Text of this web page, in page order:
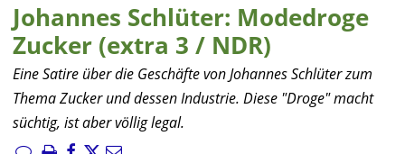
Johannes Schlüter: Modedroge
Zucker (extra 3 / NDR)
Eine Satire über die Geschäfte von Johannes Schlüter zum
Thema Zucker und dessen Industrie. Diese "Droge" macht
süchtig, ist aber völlig legal.